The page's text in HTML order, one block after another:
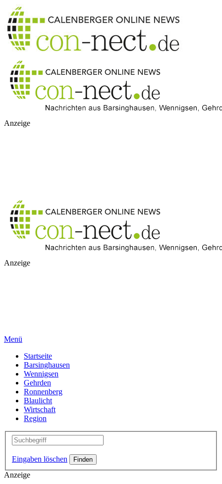
Anzeige
Anzeige
Menü
Startseite
Barsinghausen
Wennigsen
Gehrden
Ronnenberg
Blaulicht
Wirtschaft
Region
Eingaben löschen
Anzeige